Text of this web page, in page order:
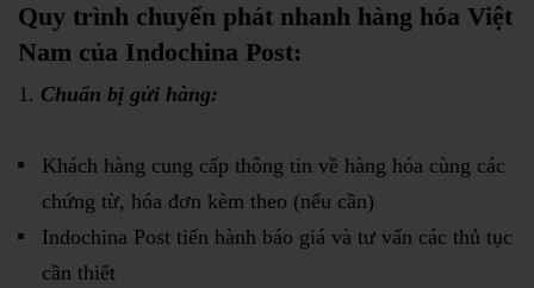
Quy trình chuyển phát nhanh hàng hóa Việt
Nam của Indochina Post:
Chuẩn bị gửi hàng:
Khách hàng cung cấp thông tin về hàng hóa cùng các
chứng từ, hóa đơn kèm theo (nếu cần)
Indochina Post tiến hành báo giá và tư vấn các thủ tục
cần thiết